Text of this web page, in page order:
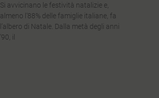
Si avvicinano le festività natalizie e,
almeno l’88% delle famiglie italiane, fa
l’albero di Natale. Dalla metà degli anni
’90, il